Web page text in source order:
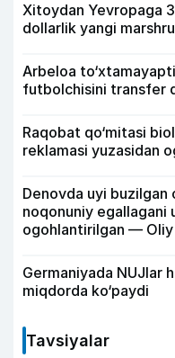
Xitoydan Yevropaga
dollarlik yangi
Arbeloa
futbolchisini transfer
Raqobat qo‘mitasi
reklamasi yuzasidan
Denovda uyi buzilgan
noqonuniy egallagani
ogohlantirilgan — Oliy
Germaniyada NUJlar
miqdorda ko‘paydi
Tavsiyalar